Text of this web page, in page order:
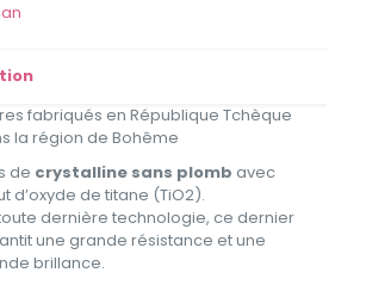
fabriqués en République Tchèque
la région de Bohême
de crystalline sans plomb avec
d’oxyde de titane (TiO2).
dernière technologie, ce dernier
une grande résistance et une
brillance.